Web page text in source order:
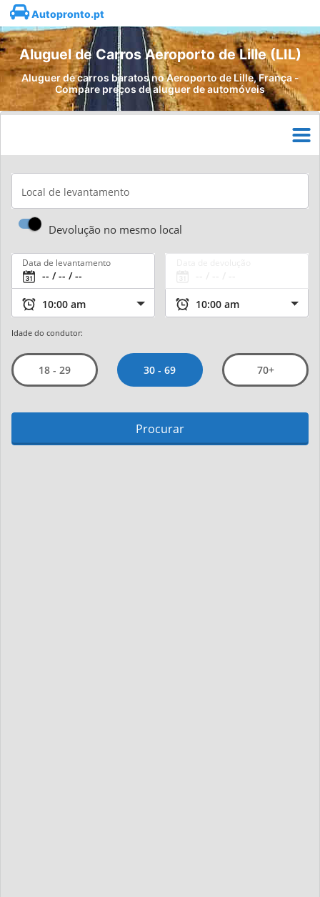
Autopronto.pt
Aluguel de Carros Aeroporto de Lille (LIL)
Aluguer de carros baratos no Aeroporto de Lille, França -
Compare preços de aluguer de automóveis
Local de levantamento
Devolução no mesmo local
Data de levantamento
Idade do condutor:
18 - 29 30 - 69 70+
Procurar